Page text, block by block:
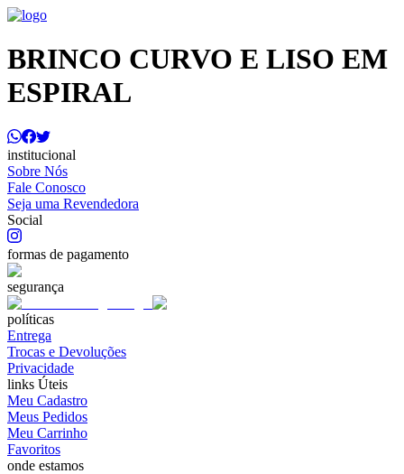
BRINCO CURVO E LISO EM
ESPIRAL
institucional
Sobre Nós
Fale Conosco
Seja uma Revendedora
Social
formas de pagamento
segurança
políticas
Entrega
Trocas e Devoluções
Privacidade
links Úteis
Meu Cadastro
Meus Pedidos
Meu Carrinho
Favoritos
onde estamos